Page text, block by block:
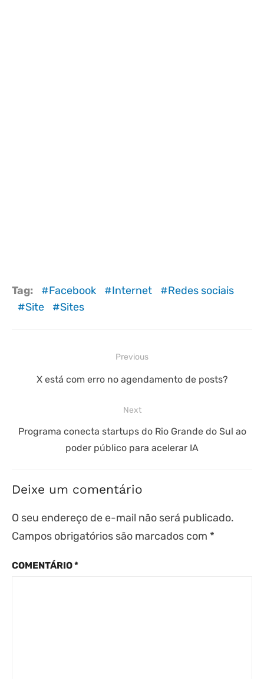
Tag: Facebook Internet
Redes sociais
Site
Sites
Previous
Previous
X está com erro no agendamento de posts?
Next
Next
Programa conecta startups do Rio Grande do Sul ao
poder público para acelerar IA
Deixe um comentário
O seu endereço de e-mail não será publicado.
Campos obrigatórios são marcados com *
COMENTÁRIO*